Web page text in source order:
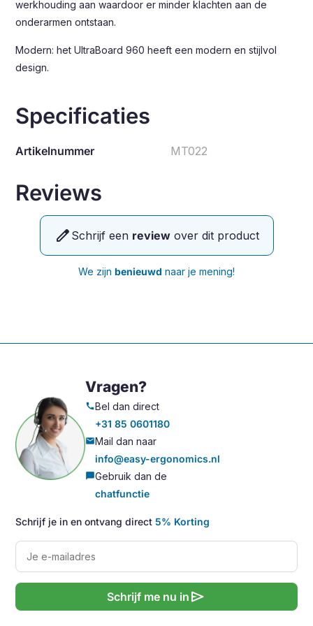
werkhouding aan waardoor er minder klachten aan de
onderarmen ontstaan.
Modern: het UltraBoard 960 heeft een modern en stijlvol
design.
Specificaties
Artikelnummer MT022
Reviews
edit Schrijf een reviewover dit product
We zijn benieuwd naar je mening!
Vragen?
callBel dan direct
+31 85 0601180
mailMail dan naar
info@easy-ergonomics.nl
chat_bubbleGebruik dan de
chatfunctie
Schrijf je in en ontvang direct5% Korting
Schrijf me nu in send